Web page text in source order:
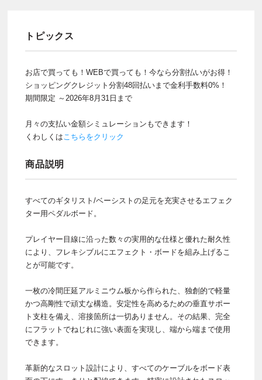
トピックス
お店で買っても！WEBで買っても！今なら分割払いがお得！
ショッピングクレジット分割48回払いまで金利手数料0%！
期間限定 ～2026年8月31日まで
月々の支払い金額シミュレーションもできます！
くわしくはこちらをクリック
商品説明
すべてのギタリスト/ベーシストの足元を充実させるエフェク
ター用ペダルボード。
プレイヤー目線に沿った数々の実用的な仕様と優れた耐久性
により、フレキシブルにエフェクト・ボードを組み上げるこ
とが可能です。
一枚の冷間圧延アルミニウム板から作られた、独創的で軽量
かつ高剛性で頑丈な構造。安定性を高めるための垂直サポー
ト支柱を備え、溶接箇所は一切ありません。その結果、完全
にフラットでねじれに強い表面を実現し、端から端まで使用
できます。
革新的なスロット設計により、すべてのケーブルをボード表